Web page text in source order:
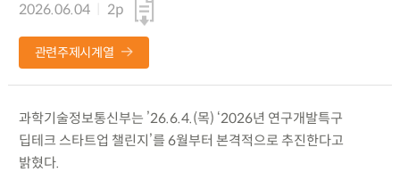
2026.06.04
2p
관련주제시계열
과학기술정보통신부는 ’26.6.4.(목) ‘2026년 연구개발특구
딥테크 스타트업 챌린지’를 6월부터 본격적으로 추진한다고
밝혔다.